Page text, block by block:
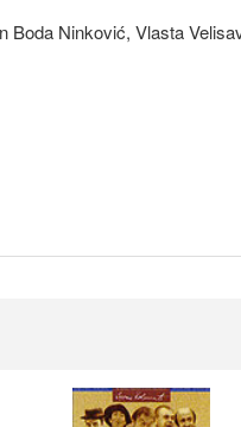
Boda Ninković, Vlasta